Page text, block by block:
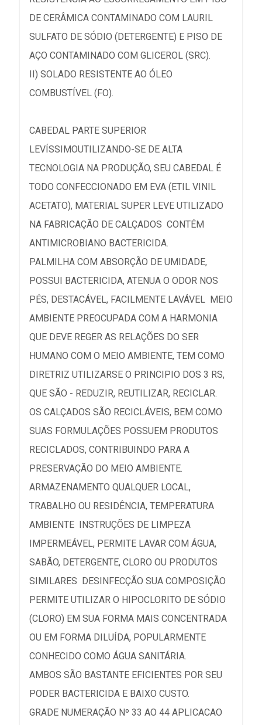
DE CERÂMICA CONTAMINADO COM LAURIL
SULFATO DE SÓDIO (DETERGENTE) E PISO DE
AÇO CONTAMINADO COM GLICEROL (SRC).
II) SOLADO RESISTENTE AO ÓLEO
COMBUSTÍVEL (FO).
CABEDAL PARTE SUPERIOR
LEVÍSSIMOUTILIZANDO-SE DE ALTA
TECNOLOGIA NA PRODUÇÃO, SEU CABEDAL É
TODO CONFECCIONADO EM EVA (ETIL VINIL
ACETATO), MATERIAL SUPER LEVE UTILIZADO
NA FABRICAÇÃO DE CALÇADOS CONTÉM
ANTIMICROBIANO BACTERICIDA.
PALMILHA COM ABSORÇÃO DE UMIDADE,
POSSUI BACTERICIDA, ATENUA O ODOR NOS
PÉS, DESTACÁVEL, FACILMENTE LAVÁVEL MEIO
AMBIENTE PREOCUPADA COM A HARMONIA
QUE DEVE REGER AS RELAÇÕES DO SER
HUMANO COM O MEIO AMBIENTE, TEM COMO
DIRETRIZ UTILIZARSE O PRINCIPIO DOS 3 RS,
QUE SÃO - REDUZIR, REUTILIZAR, RECICLAR.
OS CALÇADOS SÃO RECICLÁVEIS, BEM COMO
SUAS FORMULAÇÕES POSSUEM PRODUTOS
RECICLADOS, CONTRIBUINDO PARA A
PRESERVAÇÃO DO MEIO AMBIENTE.
ARMAZENAMENTO QUALQUER LOCAL,
TRABALHO OU RESIDÊNCIA, TEMPERATURA
AMBIENTE INSTRUÇÕES DE LIMPEZA
IMPERMEÁVEL, PERMITE LAVAR COM ÁGUA,
SABÃO, DETERGENTE, CLORO OU PRODUTOS
SIMILARES DESINFECÇÃO SUA COMPOSIÇÃO
PERMITE UTILIZAR O HIPOCLORITO DE SÓDIO
(CLORO) EM SUA FORMA MAIS CONCENTRADA
OU EM FORMA DILUÍDA, POPULARMENTE
CONHECIDO COMO ÁGUA SANITÁRIA.
AMBOS SÃO BASTANTE EFICIENTES POR SEU
PODER BACTERICIDA E BAIXO CUSTO.
GRADE NUMERAÇÃO Nº 33 AO 44 APLICACAO